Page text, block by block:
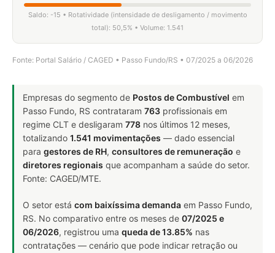
Saldo: -15 • Rotatividade (intensidade de desligamento / movimento
total): 50,5% • Volume: 1.541
Fonte: Portal Salário / CAGED • Passo Fundo/RS • 07/2025 a 06/2026
Empresas do segmento de Postos de Combustível em
Passo Fundo, RS contrataram 763 profissionais em
regime CLT e desligaram 778 nos últimos 12 meses,
totalizando 1.541 movimentações — dado essencial
para gestores de RH, consultores de remuneração e
diretores regionais que acompanham a saúde do setor.
Fonte: CAGED/MTE.
O setor está com baixíssima demanda em Passo Fundo,
RS. No comparativo entre os meses de 07/2025 e
06/2026, registrou uma queda de 13.85% nas
contratações — cenário que pode indicar retração ou